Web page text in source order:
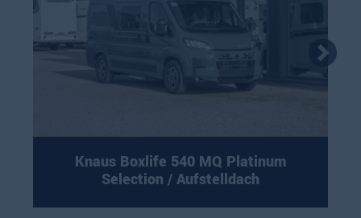
Knaus Boxlife 540 MQ Platinum
Selection / Aufstelldach